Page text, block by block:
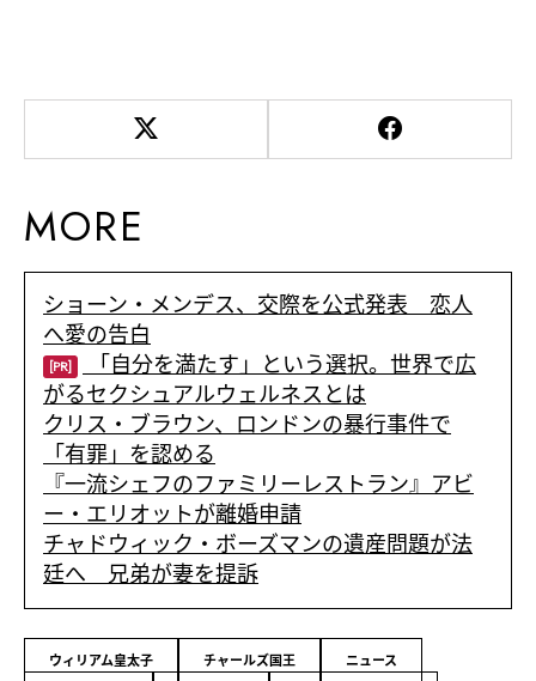
MORE
ショーン・メンデス、交際を公式発表 恋人
へ愛の告白
[PR]
「自分を満たす」という選択。世界で広
がるセクシュアルウェルネスとは
クリス・ブラウン、ロンドンの暴行事件で
「有罪」を認める
『一流シェフのファミリーレストラン』アビ
ー・エリオットが離婚申請
チャドウィック・ボーズマンの遺産問題が法
廷へ 兄弟が妻を提訴
ウィリアム皇太子 チャールズ国王
ニュース